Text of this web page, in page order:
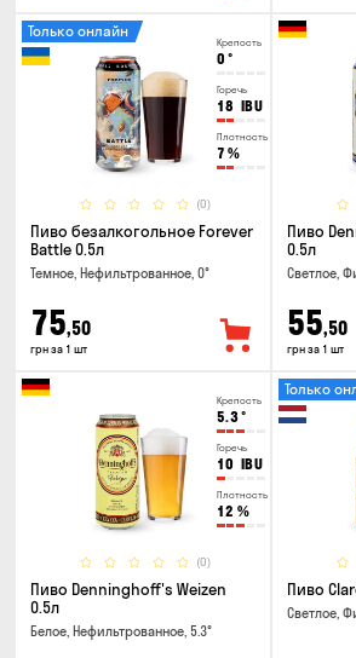
Крепость
0 °
Горечь
18 IBU
Плотность
7 %
(0)
Только онлайн
Пиво безалкогольное Forever
Battle 0.5л
Темное, Нефильтрованное, 0°
75,50
грн за 1 шт
Пиво
0.5л
Светлое,
55,50
грн за 1 шт
Крепость
5.3°
Горечь
10 IBU
Плотность
12 %
(0)
Пиво Denninghoff's Weizen
0.5л
Белое, Нефильтрованное, 5.3°
Только
Пиво
Светлое,